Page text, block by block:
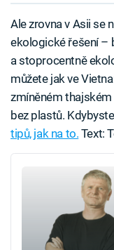
Ale zrovna v Asii se
ekologické řešení –
a stoprocentně
můžete jak ve
zmíněném
bez plastů.
tipů, jak na to. Text: